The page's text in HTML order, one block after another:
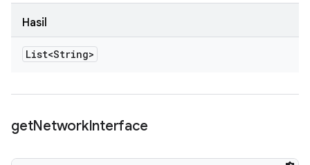
Hasil
List<String>
getNetworkInterface